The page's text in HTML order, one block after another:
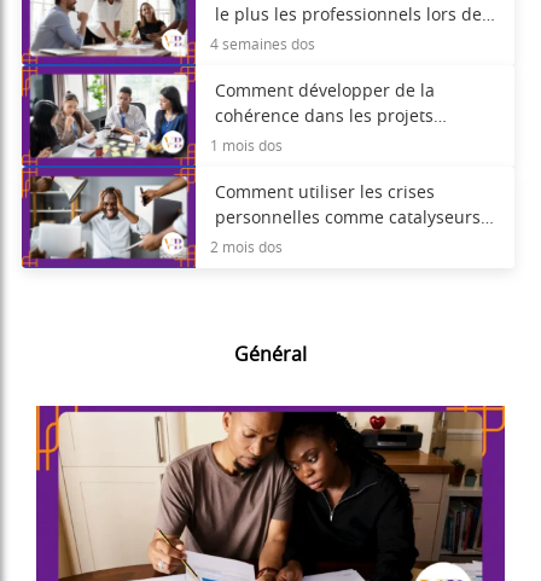
le plus les professionnels lors des
processus de sélection.
4 semaines dos
Comment développer de la
cohérence dans les projets
personnels
1 mois dos
Comment utiliser les crises
personnelles comme catalyseurs
d'un véritable développement
2 mois dos
Général